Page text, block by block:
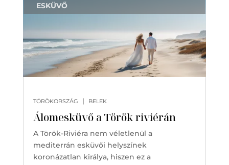
Álomesküvő a Török riviérán
TÖRÖKORSZÁG | BELEK
ESKÜVŐ
A Török-Riviéra nem véletlenül a
mediterrán esküvői helyszínek
koronázatlan királya, hiszen ez a